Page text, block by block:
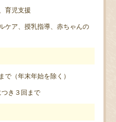
育児支援
ケア、授乳指導、赤ちゃんの
（年末年始を除く）
つき３回まで